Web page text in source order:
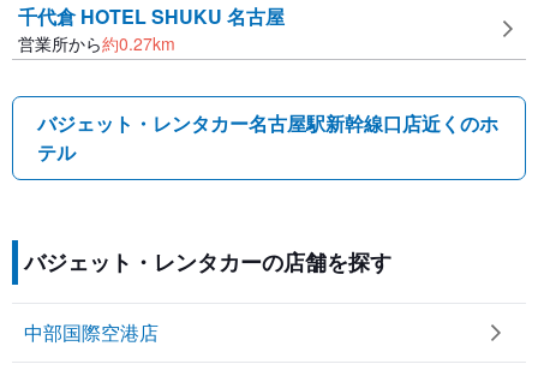
千代倉 HOTEL SHUKU 名古屋
営業所から約0.27km
バジェット・レンタカー名古屋駅新幹線口店近くのホ
テル
バジェット・レンタカーの店舗を探す
中部国際空港店